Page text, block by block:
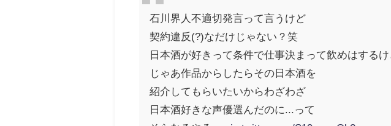
石川界人不適切発言って言うけど
契約違反(?)なだけじゃない？笑
日本酒が好きって条件で仕事決まって飲めはする
じゃあ作品からしたらその日本酒を
紹介してもらいたいからわざわざ
日本酒好きな声優選んだのに...って